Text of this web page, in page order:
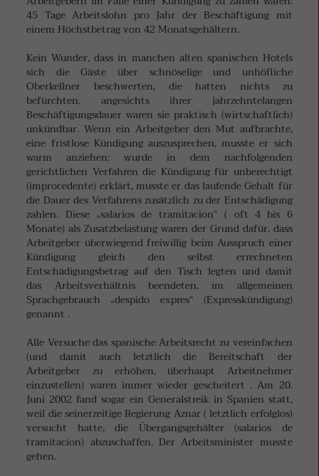
45 Tage Arbeitslohn pro Jahr der Beschäftigung mit
einem Höchstbetrag von 42 Monatsgehältern.
Kein Wunder, dass in manchen alten spanischen Hotels
sich die Gäste über schnöselige und unhöfliche
Oberkellner beschwerten, die hatten nichts zu
befürchten, angesichts ihrer jahrzehntelangen
Beschäftigungsdauer waren sie praktisch (wirtschaftlich)
unkündbar. Wenn ein Arbeitgeber den Mut aufbrachte,
eine fristlose Kündigung auszusprechen, musste er sich
warm anziehen: wurde in dem nachfolgenden
gerichtlichen Verfahren die Kündigung für unberechtigt
(improcedente) erklärt, musste er das laufende Gehalt für
die Dauer des Verfahrens zusätzlich zu der Entschädigung
zahlen. Diese „salarios de tramitacion“ ( oft 4 bis 6
Monate) als Zusatzbelastung waren der Grund dafür, dass
Arbeitgeber überwiegend freiwillig beim Ausspruch einer
Kündigung gleich den selbst errechneten
Entschädigungsbetrag auf den Tisch legten und damit
das Arbeitsverhältnis beendeten, im allgemeinen
Sprachgebrauch „despido expres“ (Expresskündigung)
genannt .
Alle Versuche das spanische Arbeitsrecht zu vereinfachen
(und damit auch letztlich die Bereitschaft der
Arbeitgeber zu erhöhen, überhaupt Arbeitnehmer
einzustellen) waren immer wieder gescheitert . Am 20.
Juni 2002 fand sogar ein Generalstreik in Spanien statt,
weil die seinerzeitige Regierung Aznar ( letztlich erfolglos)
versucht hatte, die Übergangsgehälter (salarios de
tramitacion) abzuschaffen. Der Arbeitsminister musste
gehen.